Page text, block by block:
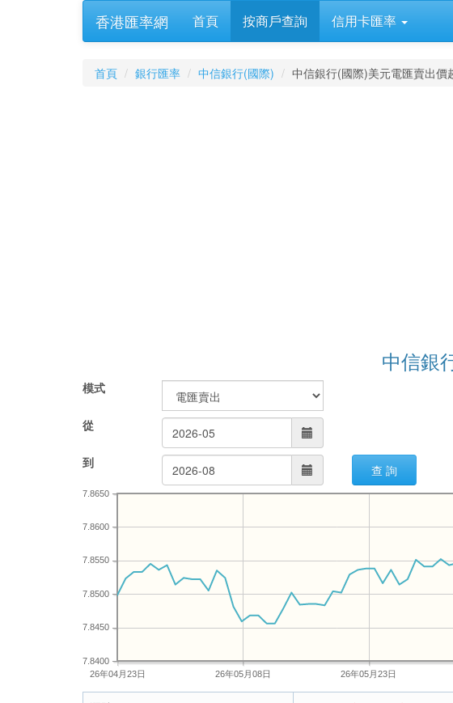
香港匯率網 首頁 按商戶查詢 信用卡匯率
首頁 銀行匯率 中信銀行(國際) 中信銀行(國際)美元電匯賣出價
中信銀
模式
從
到 查 詢
26年04月23日 26年05月08日 26年05月23日
7.8400
7.8450
7.8500
7.8550
7.8600
7.8650